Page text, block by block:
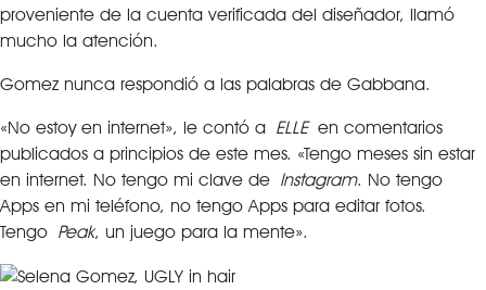
proveniente de la cuenta verificada del diseñador, llamó
mucho la atención.
Gomez nunca respondió a las palabras de Gabbana.
«No estoy en internet», le contó a ELLEen comentarios
publicados a principios de este mes. «Tengo meses sin estar
en internet. No tengo mi clave de Instagram. No tengo
Apps en mi teléfono, no tengo Apps para editar fotos.
Tengo Peak, un juego para la mente».